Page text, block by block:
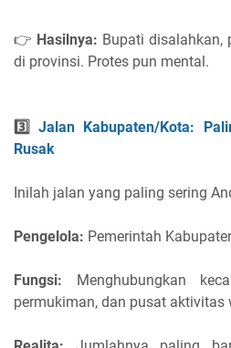
👉 Hasilnya: Bupati disalahkan,
di provinsi. Protes pun mental.
3️⃣Jalan Kabupaten/Kota:
Rusak
Inilah jalan yang paling sering
Pengelola: Pemerintah
Fungsi: Menghubungkan
permukiman, dan pusat aktivitas